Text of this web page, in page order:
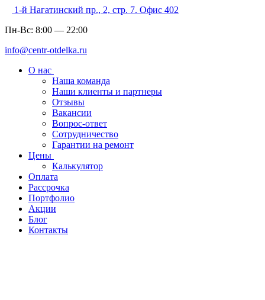
1-й Нагатинский пр., 2, стр. 7. Офис 402
Пн-Вс: 8:00 — 22:00
info@centr-otdelka.ru
О нас
Наша команда
Наши клиенты и партнеры
Отзывы
Вакансии
Вопрос-ответ
Сотрудничество
Гарантии на ремонт
Цены
Калькулятор
Оплата
Рассрочка
Портфолио
Акции
Блог
Контакты